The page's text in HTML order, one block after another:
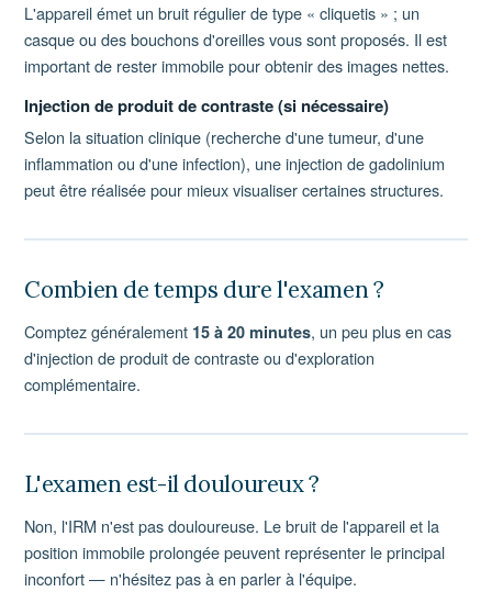
L'appareil émet un bruit régulier de type « cliquetis » ; un
casque ou des bouchons d'oreilles vous sont proposés. Il est
important de rester immobile pour obtenir des images nettes.
Injection de produit de contraste (si nécessaire)
Selon la situation clinique (recherche d'une tumeur, d'une
inflammation ou d'une infection), une injection de gadolinium
peut être réalisée pour mieux visualiser certaines structures.
Combien de temps dure l'examen ?
Comptez généralement 15 à 20 minutes, un peu plus en cas
d'injection de produit de contraste ou d'exploration
complémentaire.
L'examen est-il douloureux ?
Non, l'IRM n'est pas douloureuse. Le bruit de l'appareil et la
position immobile prolongée peuvent représenter le principal
inconfort — n'hésitez pas à en parler à l'équipe.